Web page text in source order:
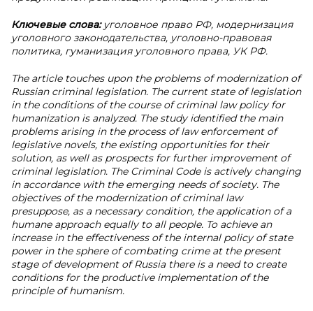
Ключевые слова:уголовное право РФ, модернизация
уголовного законодательства, уголовно-правовая
политика, гуманизация уголовного права, УК РФ.
The article touches upon the problems of modernization of
Russian criminal legislation. The current state of legislation
in the conditions of the course of criminal law policy for
humanization is analyzed. The study identified the main
problems arising in the process of law enforcement of
legislative novels, the existing opportunities for their
solution, as well as prospects for further improvement of
criminal legislation. The Criminal Code is actively changing
in accordance with the emerging needs of society. The
objectives of the modernization of criminal law
presuppose, as a necessary condition, the application of a
humane approach equally to all people. To achieve an
increase in the effectiveness of the internal policy of state
power in the sphere of combating crime at the present
stage of development of Russia there is a need to create
conditions for the productive implementation of the
principle of humanism.